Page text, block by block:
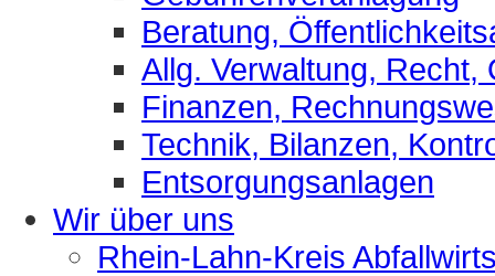
Beratung,
Allg. Verwaltung, Recht,
Finanzen,
Technik, Bilanzen,
Entsorgungsanlagen
Wir über uns
Rhein-Lahn-Kreis